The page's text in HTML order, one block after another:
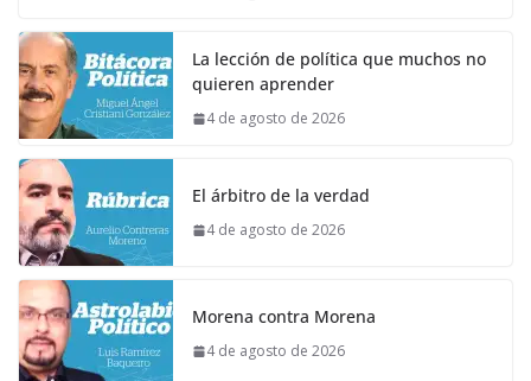
La lección de política que muchos no
quieren aprender
4 de agosto de 2026
El árbitro de la verdad
4 de agosto de 2026
Morena contra Morena
4 de agosto de 2026